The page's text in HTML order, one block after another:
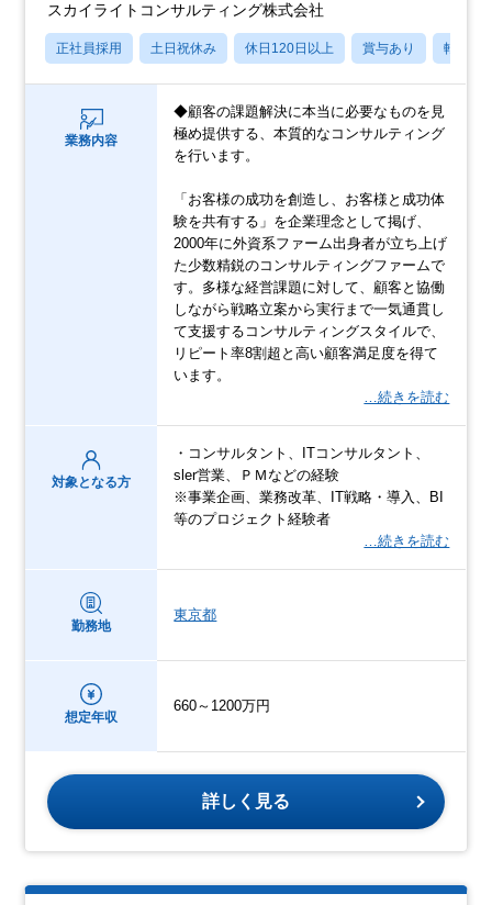
スカイライトコンサルティング株式会社
正社員採用 土日祝休み 休日120日以上 賞与あり 転勤な
業務内容
◆顧客の課題解決に本当に必要なものを見
極め提供する、本質的なコンサルティング
を行います。
「お客様の成功を創造し、お客様と成功体
験を共有する」を企業理念として掲げ、
2000年に外資系ファーム出身者が立ち上げ
た少数精鋭のコンサルティングファームで
す。多様な経営課題に対して、顧客と協働
しながら戦略立案から実行まで一気通貫し
て支援するコンサルティングスタイルで、
リピート率8割超と高い顧客満足度を得て
います。
…続きを読む
対象となる方
・コンサルタント、ITコンサルタント、
sler営業、ＰＭなどの経験
※事業企画、業務改革、IT戦略・導入、BI
等のプロジェクト経験者
…続きを読む
勤務地
東京都
想定年収
660～1200万円
詳しく見る